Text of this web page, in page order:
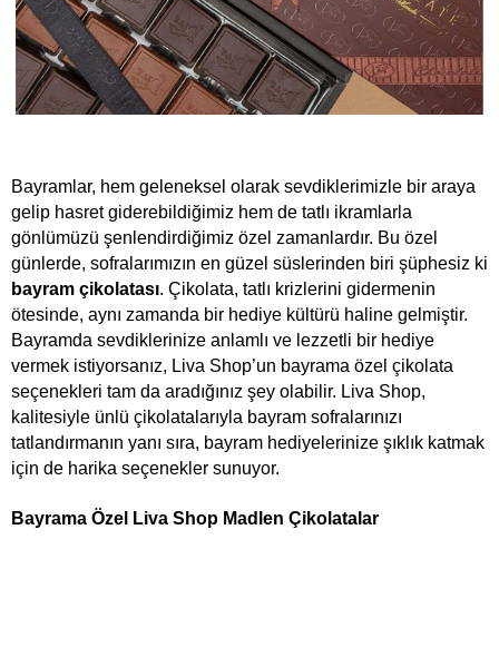
Bayramlar, hem geleneksel olarak sevdiklerimizle bir araya
gelip hasret giderebildiğimiz hem de tatlı ikramlarla
gönlümüzü şenlendirdiğimiz özel zamanlardır. Bu özel
bayram çikolatası. Çikolata, tatlı krizlerini gidermenin
ötesinde, aynı zamanda bir hediye kültürü haline gelmiştir.
Bayramda sevdiklerinize anlamlı ve lezzetli bir hediye
vermek istiyorsanız, Liva Shop’un bayrama özel çikolata
seçenekleri tam da aradığınız şey olabilir. Liva Shop,
kalitesiyle ünlü çikolatalarıyla bayram sofralarınızı
tatlandırmanın yanı sıra, bayram hediyelerinize şıklık katmak
için de harika seçenekler sunuyor.
Bayrama Özel Liva Shop Madlen Çikolatalar